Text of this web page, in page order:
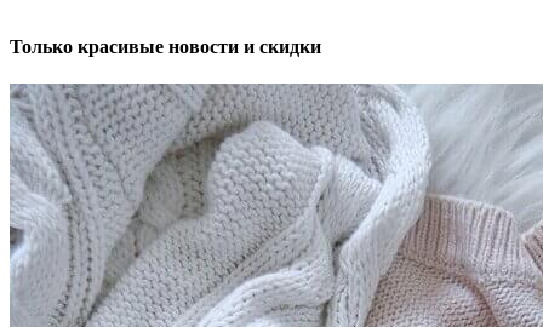
Только красивые новости и скидки